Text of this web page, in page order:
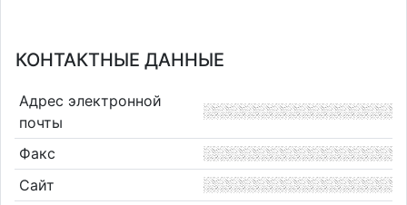
КОНТАКТНЫЕ ДАННЫЕ
Адрес электронной
почты
Факс
Сайт